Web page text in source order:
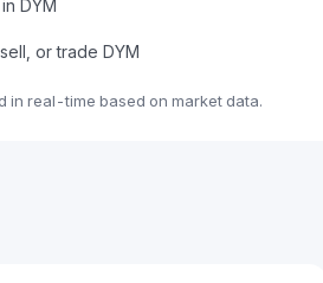
DYM
or trade DYM
in real-time based on market data.